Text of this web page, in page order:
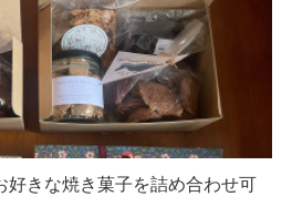
好きな焼き菓子を詰め合わせ可